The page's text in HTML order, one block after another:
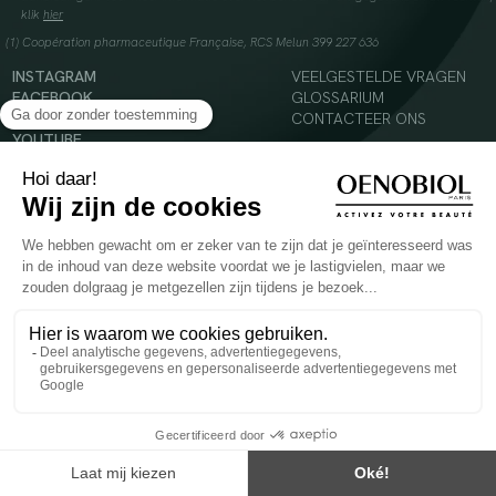
klik hier
(1) Coopération pharmaceutique Française, RCS Melun 399 227 636
INSTAGRAM
FACEBOOK
TIKTOK
YOUTUBE
VEELGESTELDE VRAGEN
GLOSSARIUM
CONTACTEER ONS
Voedingssupplement dat moet worden geconsumeerd als onderdeel van een gevarieerde,
evenwichtige voeding en een gezonde levensstijl. Aanbevolen dagelijkse dosis niet
overschrijden. Enkel voor volwassenen, buiten het bereik van kinderen houden.